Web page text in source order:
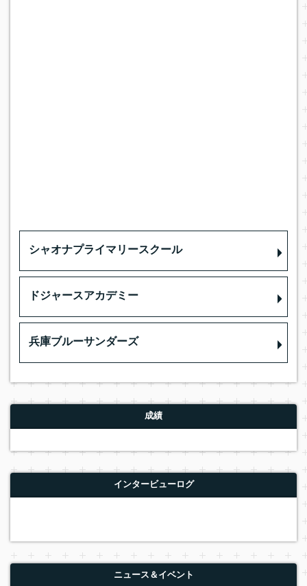
シャオナプライマリースクール
ドジャースアカデミー
兵庫ブルーサンダーズ
成績
インタービューログ
ニュース＆イベント